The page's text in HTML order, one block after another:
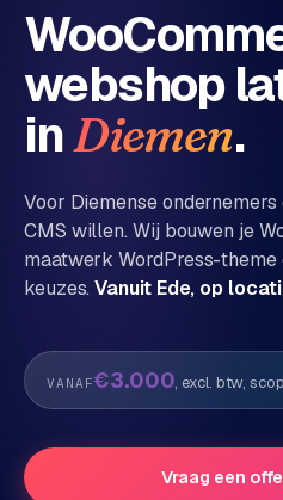
o
e
Alle
diensten
→
WEBSHOPS
M
P
o
r
f
o
i
webshop
inDiemen.
Voor Diemense
CMS willen. Wij bouwen je
maatwerk WordPress-
keuzes.Vanuit Ede, op
VANAF€3.000, excl. btw,
Vraag een